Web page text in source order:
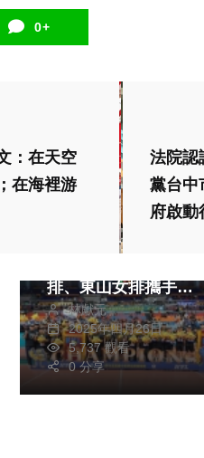
0+
：在天空
在海裡游
法院認
黨台中
府啟動
運動
中市三校聯手霸氣締
造HVL傳奇！豐商男
排、東山女排攜手奪
冠 龍津男排創隊史
最佳季軍
林獻元
2025年四月26日
5,737 觀看
0 分享